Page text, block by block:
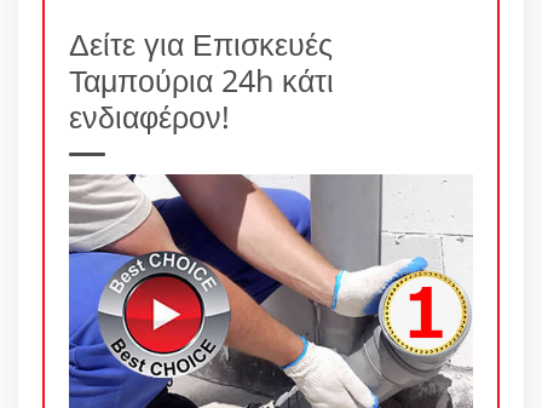
Δείτε για Επισκευές
Ταμπούρια 24h κάτι
ενδιαφέρον!